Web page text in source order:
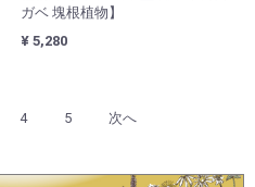
ガベ 塊根植物】
¥ 5,280
4 5 次へ